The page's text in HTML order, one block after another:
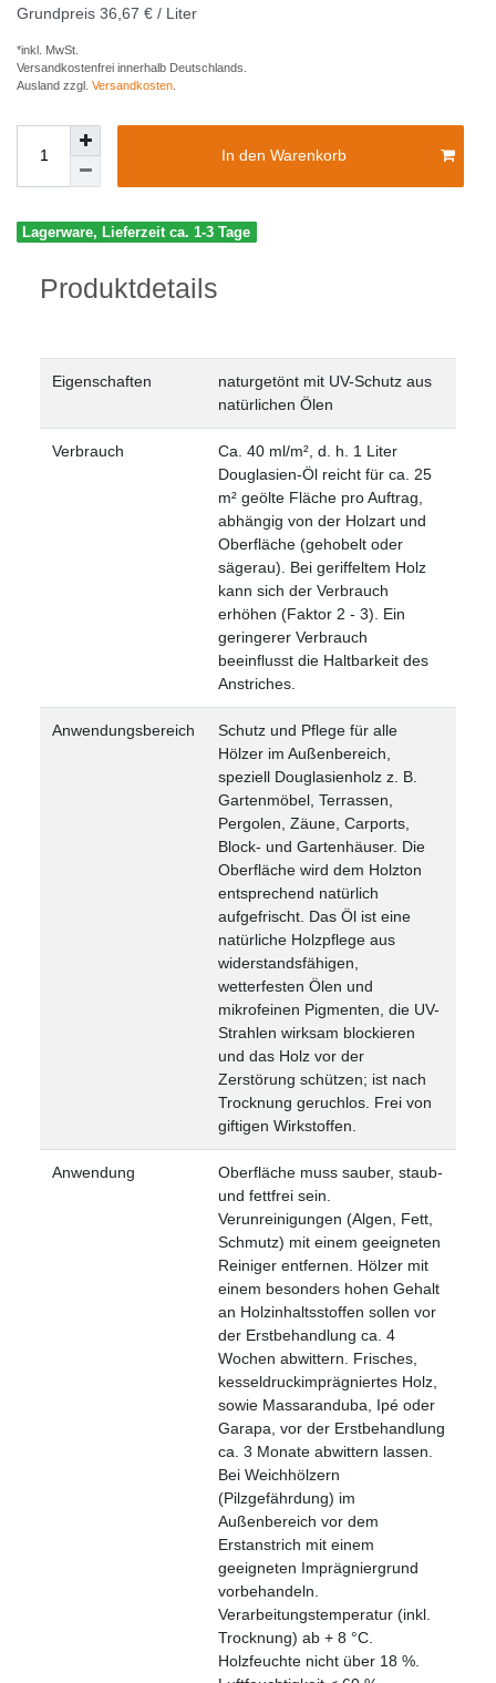
Grundpreis 36,67 € / Liter
*inkl. MwSt.
Versandkostenfrei innerhalb Deutschlands.
Ausland zzgl. Versandkosten
In den Warenkorb
Lagerware, Lieferzeit ca. 1-3 Tage
Produktdetails
Eigenschaften naturgetönt mit UV-Schutz aus
natürlichen Ölen
Verbrauch
Ca. 40 ml/m², d. h. 1 Liter
Douglasien-Öl reicht für ca. 25
m² geölte Fläche pro Auftrag,
abhängig von der Holzart und
Oberfläche (gehobelt oder
sägerau). Bei geriffeltem Holz
kann sich der Verbrauch
erhöhen (Faktor 2 - 3). Ein
geringerer Verbrauch
beeinflusst die Haltbarkeit des
Anstriches.
Anwendungsbereich
Schutz und Pflege für alle
Hölzer im Außenbereich,
speziell Douglasienholz z. B.
Gartenmöbel, Terrassen,
Pergolen, Zäune, Carports,
Block- und Gartenhäuser. Die
Oberfläche wird dem Holzton
entsprechend natürlich
aufgefrischt. Das Öl ist eine
natürliche Holzpflege aus
widerstandsfähigen,
wetterfesten Ölen und
mikrofeinen Pigmenten, die UV-
Strahlen wirksam blockieren
und das Holz vor der
Zerstörung schützen; ist nach
Trocknung geruchlos. Frei von
giftigen Wirkstoffen.
Anwendung
Oberfläche muss sauber, staub-
und fettfrei sein.
Verunreinigungen (Algen, Fett,
Schmutz) mit einem geeigneten
Reiniger entfernen. Hölzer mit
einem besonders hohen Gehalt
an Holzinhaltsstoffen sollen vor
der Erstbehandlung ca. 4
Wochen abwittern. Frisches,
kesseldruckimprägniertes Holz,
sowie Massaranduba, Ipé oder
Garapa, vor der Erstbehandlung
ca. 3 Monate abwittern lassen.
Bei Weichhölzern
(Pilzgefährdung) im
Außenbereich vor dem
Erstanstrich mit einem
geeigneten Imprägniergrund
vorbehandeln.
Verarbeitungstemperatur (inkl.
Trocknung) ab + 8 °C.
Holzfeuchte nicht über 18 %.